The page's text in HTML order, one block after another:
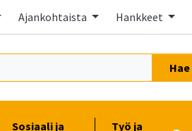
Ajankohtaista Hankkeet
Hae
Sosiaali ja
Työ ja